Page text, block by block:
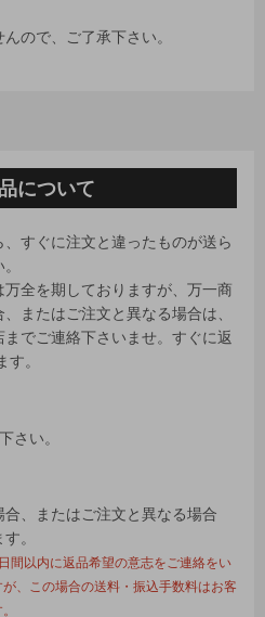
ので、ご了承下さい。
について
すぐに注文と違ったものが送ら
全を期しておりますが、万一商
またはご注文と異なる場合は、
でご連絡下さいませ。すぐに返
。
さい。
、またはご注文と異なる場合
。
間以内に返品希望の意志をご連絡をい
、この場合の送料・振込手数料はお客